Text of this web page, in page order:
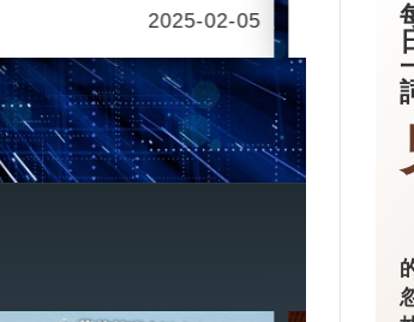
2025-02-05